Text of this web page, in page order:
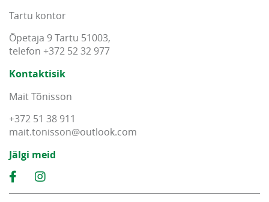
Tartu kontor
Õpetaja 9 Tartu 51003,
telefon +372 52 32 977
Kontaktisik
Mait Tõnisson
+372 51 38 911
mait.tonisson@outlook.com
Jälgi meid